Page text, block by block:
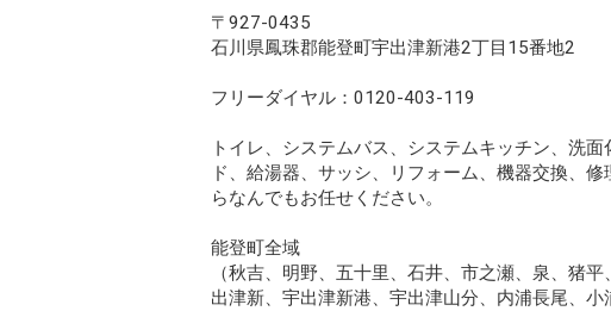
〒927-0435
石川県鳳珠郡能登町宇出津新港2丁目15番地2
フリーダイヤル：0120-403-119
トイレ、システムバス、システムキッチン、洗
ド、給湯器、サッシ、リフォーム、機器交換、
らなんでもお任せください。
能登町全域
（秋吉、明野、五十里、石井、市之瀬、泉、猪
出津新、宇出津新港、宇出津山分、内浦長尾、